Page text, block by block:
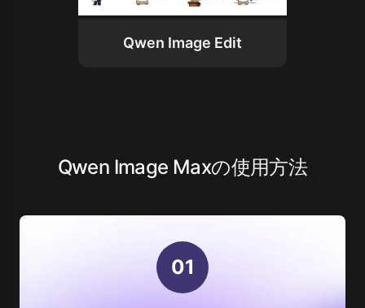
Qwen Image Edit
Qwen Image Maxの使用方法
01